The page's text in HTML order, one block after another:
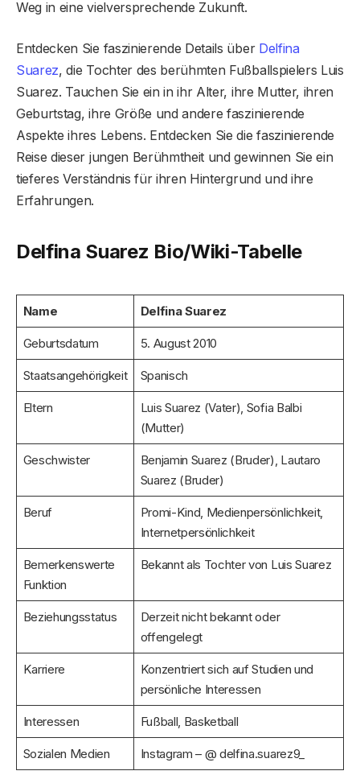
Weg in eine vielversprechende Zukunft.
Entdecken Sie faszinierende Details über Delfina
Suarez, die Tochter des berühmten Fußballspielers Luis
Suarez. Tauchen Sie ein in ihr Alter, ihre Mutter, ihren
Geburtstag, ihre Größe und andere faszinierende
Aspekte ihres Lebens. Entdecken Sie die faszinierende
Reise dieser jungen Berühmtheit und gewinnen Sie ein
tieferes Verständnis für ihren Hintergrund und ihre
Erfahrungen.
Delfina Suarez Bio/Wiki-Tabelle
Name Delfina Suarez
Geburtsdatum 5. August 2010
Staatsangehörigkeit Spanisch
Eltern
Luis Suarez (Vater), Sofia Balbi
(Mutter)
Geschwister
Benjamin Suarez (Bruder), Lautaro
Suarez (Bruder)
Beruf
Promi-Kind, Medienpersönlichkeit,
Internetpersönlichkeit
Bemerkenswerte
Funktion
Bekannt als Tochter von Luis Suarez
Beziehungsstatus
Derzeit nicht bekannt oder
offengelegt
Karriere
Konzentriert sich auf Studien und
persönliche Interessen
Interessen Fußball, Basketball
Sozialen Medien Instagram – @ delfina.suarez9_